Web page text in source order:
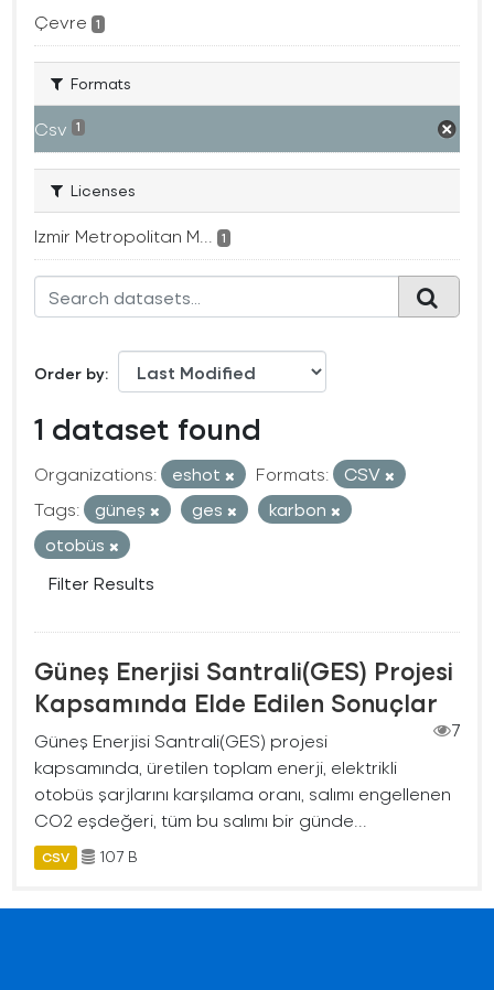
Çevre 1
Formats
Csv 1
Licenses
Izmir Metropolitan M... 1
Order by
1 dataset found
Organizations: eshot Formats:
CSV
Tags:
güneş ges
karbon
otobüs
Filter Results
Güneş Enerjisi Santrali(GES) Projesi
Kapsamında Elde Edilen Sonuçlar
7
Güneş Enerjisi Santrali(GES) projesi
kapsamında, üretilen toplam enerji, elektrikli
otobüs şarjlarını karşılama oranı, salımı engellenen
CO2 eşdeğeri, tüm bu salımı bir günde...
CSV 107 B